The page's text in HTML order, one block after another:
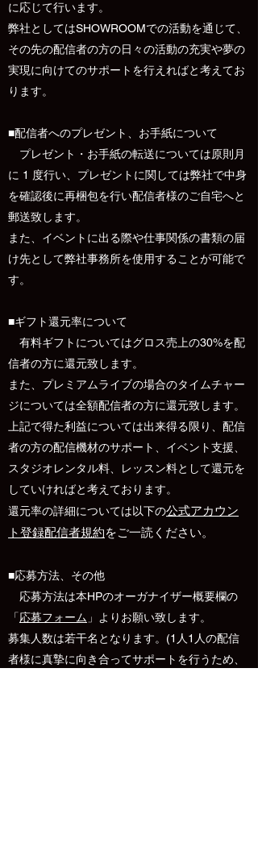
に応じて行います。
弊社としてはSHOWROOMでの活動を通じて、
その先の配信者の方の日々の活動の充実や夢の
実現に向けてのサポートを行えればと考えてお
ります。
■配信者へのプレゼント、お手紙について
プレゼント・お手紙の転送については原則月
に 1 度行い、プレゼントに関しては弊社で中身
を確認後に再梱包を行い配信者様のご自宅へと
郵送致します。
​また、イベントに出る際や仕事関係の書類の届
け先として弊社事務所を使用することが可能で
す。
■ギフト還元率について
有料ギフトについてはグロス売上の30%を配
信者の方に還元致します。
また、プレミアムライブの場合のタイムチャー
ジについては全額配信者の方に還元致します。
上記で得た利益については出来得る限り、配信
者の方の配信機材のサポート、イベント支援、
スタジオレンタル料、レッスン料として還元を
していければと考えております。
還元率の詳細については以下の公式アカウン
ト登録配信者規約をご一読ください。
■応募方法、その他
​ 応募方法は本HPのオーガナイザー概要欄の
「応募フォーム 」よりお願い致します。
募集人数は若干名となります。(1人1人の配信
者様に真摯に向き合ってサポートを行うため、